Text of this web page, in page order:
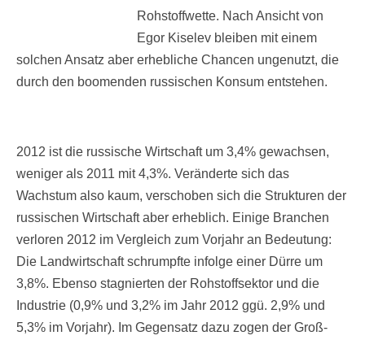
Rohstoffwette. Nach Ansicht von
Egor Kiselev bleiben mit einem
solchen Ansatz aber erhebliche Chancen ungenutzt, die
durch den boomenden russischen Konsum entstehen.
2012 ist die russische Wirtschaft um 3,4% gewachsen,
weniger als 2011 mit 4,3%. Veränderte sich das
Wachstum also kaum, verschoben sich die Strukturen der
russischen Wirtschaft aber erheblich. Einige Branchen
verloren 2012 im Vergleich zum Vorjahr an Bedeutung:
Die Landwirtschaft schrumpfte infolge einer Dürre um
3,8%. Ebenso stagnierten der Rohstoffsektor und die
Industrie (0,9% und 3,2% im Jahr 2012 ggü. 2,9% und
5,3% im Vorjahr). Im Gegensatz dazu zogen der Groß-